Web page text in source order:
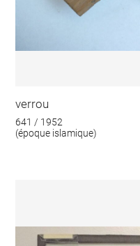
verrou
641 / 1952
(époque islamique)